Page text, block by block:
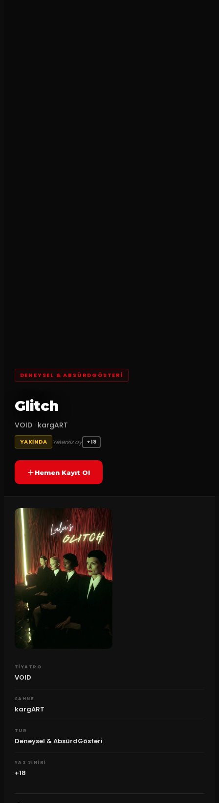
DENEYSEL & ABSÜRDGÖSTERI
Glitch
VOID · kargART
YAKINDA Yetersiz oy +18
Hemen Kayıt Ol
TIYATRO
VOID
SAHNE
kargART
TUR
Deneysel & AbsürdGösteri
YAS SINIRI
+18